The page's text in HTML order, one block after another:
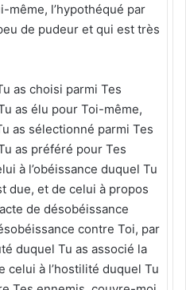
même, l’hypothéqué par
de pudeur et qui est très
as choisi parmi Tes
as élu pour Toi-même,
as sélectionné parmi Tes
as préféré pour Tes
à l’obéissance duquel Tu
due, et de celui à propos
de désobéissance
contre Toi, par
duquel Tu as associé la
celui à l’hostilité duquel Tu